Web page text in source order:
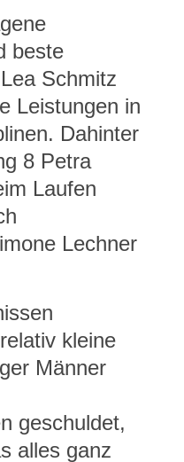
beste
Schmitz
Leistungen in
Dahinter
8 Petra
Laufen
Lechner
kleine
Männer
geschuldet,
alles ganz